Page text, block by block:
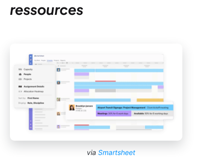
ressources
via Smartsheet